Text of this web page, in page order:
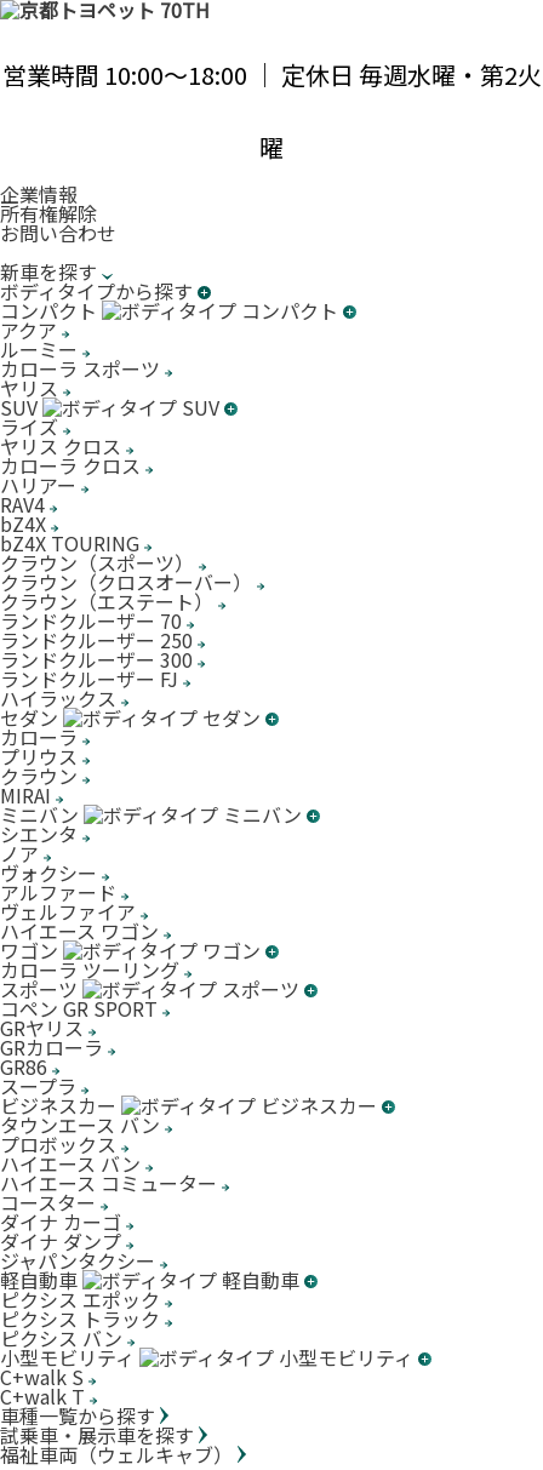
営業時間 10:00〜18:00 ｜ 定休日 毎週水曜・第2火
曜
企業情報
所有権解除
お問い合わせ
新車を探す
ボディタイプから探す
コンパクト
アクア
ルーミー
カローラ スポーツ
ヤリス
SUV
ライズ
ヤリス クロス
カローラ クロス
ハリアー
RAV4
bZ4X
bZ4X TOURING
クラウン（スポーツ）
クラウン（クロスオーバー）
クラウン（エステート）
ランドクルーザー 70
ランドクルーザー 250
ランドクルーザー 300
ランドクルーザー FJ
ハイラックス
セダン
カローラ
プリウス
クラウン
MIRAI
ミニバン
シエンタ
ノア
ヴォクシー
アルファード
ヴェルファイア
ハイエース ワゴン
ワゴン
カローラ ツーリング
スポーツ
コペン GR SPORT
GRヤリス
GRカローラ
GR86
スープラ
ビジネスカー
タウンエース バン
プロボックス
ハイエース バン
ハイエース コミューター
コースター
ダイナ カーゴ
ダイナ ダンプ
ジャパンタクシー
軽自動車
ピクシス エポック
ピクシス トラック
ピクシス バン
小型モビリティ
C+walk S
C+walk T
車種一覧から探す
試乗車・展示車を探す
福祉車両（ウェルキャブ）